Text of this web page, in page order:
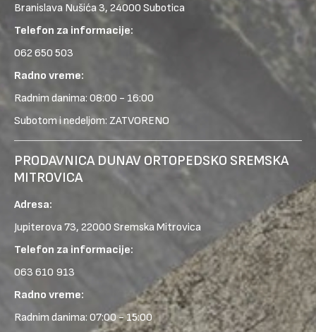
Branislava Nušića 3, 24000 Subotica
Telefon za informacije:
062 650 503
Radno vreme:
Radnim danima: 08:00 - 16:00
Subotom i nedeljom: ZATVORENO
PRODAVNICA DUNAV ORTOPEDSKO SREMSKA
MITROVICA
Adresa:
Jupiterova 73, 22000 Sremska Mitrovica
Telefon za informacije:
063 610 913
Radno vreme:
Radnim danima: 07:00 - 15:00